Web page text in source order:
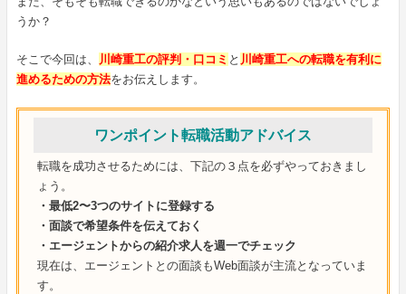
うか？
そこで今回は、 川崎重工の評判・口コミ と 川崎重工への転職を有利に
進めるための方法をお伝えします。
ワンポイント転職活動アドバイス
転職を成功させるためには、下記の３点を必ずやっておきまし
ょう。
・最低2〜3つのサイトに登録する
・面談で希望条件を伝えておく
・エージェントからの紹介求人を週一でチェック
現在は、エージェントとの面談もWeb面談が主流となっていま
す。